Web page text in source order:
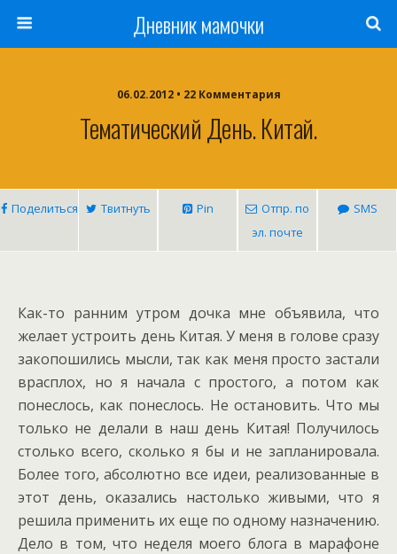
Дневник мамочки
06.02.2012 • 22 Комментария
Тематический День. Китай.
Поделиться Твитнуть Pin
Отпр. по
эл. почте
SMS
Как-то ранним утром дочка мне объявила, что
желает устроить день Китая. У меня в голове сразу
закопошились мысли, так как меня просто застали
врасплох, но я начала с простого, а потом как
понеслось, как понеслось. Не остановить. Что мы
только не делали в наш день Китая! Получилось
столько всего, сколько я бы и не запланировала.
Более того, абсолютно все идеи, реализованные в
этот день, оказались настолько живыми, что я
решила применить их еще по одному назначению.
Дело в том, что неделя моего блога в марафоне